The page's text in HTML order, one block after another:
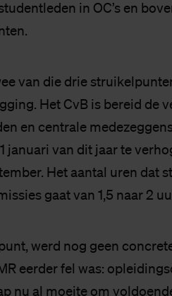
in OC’s en
van die drie
Het CvB is bereid de
en centrale
van dit jaar te
Het aantal uren dat
gaat van 1,5 naar 2
werd nog geen
eerder fel was:
nu al moeite om